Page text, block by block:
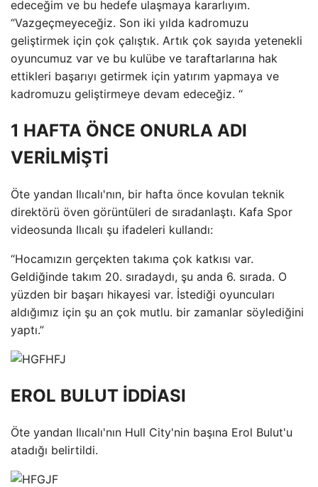
edeceğim ve bu hedefe ulaşmaya kararlıyım.
“Vazgeçmeyeceğiz. Son iki yılda kadromuzu
geliştirmek için çok çalıştık. Artık çok sayıda yetenekli
oyuncumuz var ve bu kulübe ve taraftarlarına hak
ettikleri başarıyı getirmek için yatırım yapmaya ve
kadromuzu geliştirmeye devam edeceğiz. “
1 HAFTA ÖNCE ONURLA ADI
VERİLMİŞTİ
Öte yandan Ilıcalı'nın, bir hafta önce kovulan teknik
direktörü öven görüntüleri de sıradanlaştı. Kafa Spor
videosunda Ilıcalı şu ifadeleri kullandı:
“Hocamızın gerçekten takıma çok katkısı var.
Geldiğinde takım 20. sıradaydı, şu anda 6. sırada. O
yüzden bir başarı hikayesi var. İstediği oyuncuları
aldığımız için şu an çok mutlu. bir zamanlar söylediğini
yaptı.”
EROL BULUT İDDİASI
Öte yandan Ilıcalı'nın Hull City'nin başına Erol Bulut'u
atadığı belirtildi.